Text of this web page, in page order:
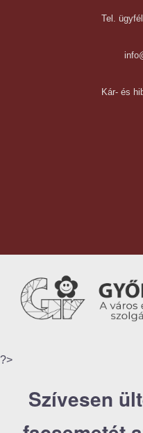
Tel.
Kár- és
?>
Szívesen